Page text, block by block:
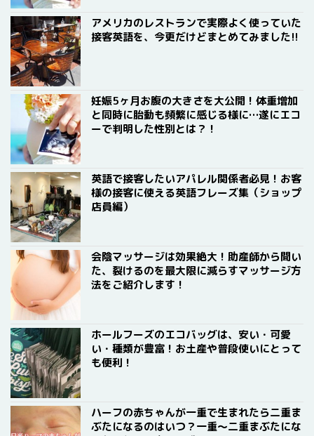
アメリカのレストランで実際よく使っていた
接客英語を、今更だけどまとめてみました!!
妊娠5ヶ月お腹の大きさを大公開！体重増加
と同時に胎動も頻繁に感じる様に…遂にエコ
ーで判明した性別とは？！
英語で接客したいアパレル関係者必見！お客
様の接客に使える英語フレーズ集（ショップ
店員編）
会陰マッサージは効果絶大！助産師から聞い
た、裂けるのを最大限に減らすマッサージ方
法をご紹介します！
ホールフーズのエコバッグは、安い・可愛
い・種類が豊富！お土産や普段使いにとって
も便利！
ハーフの赤ちゃんが一重で生まれたら二重ま
ぶたになるのはいつ？一重〜二重まぶたにな